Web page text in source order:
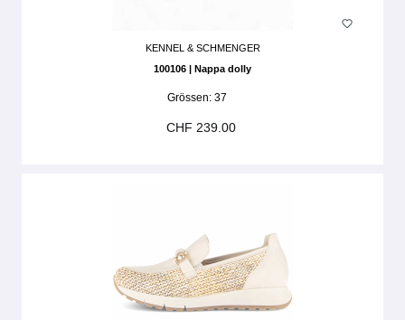
KENNEL & SCHMENGER
100106 | Nappa dolly
Grössen: 37
CHF 239.00